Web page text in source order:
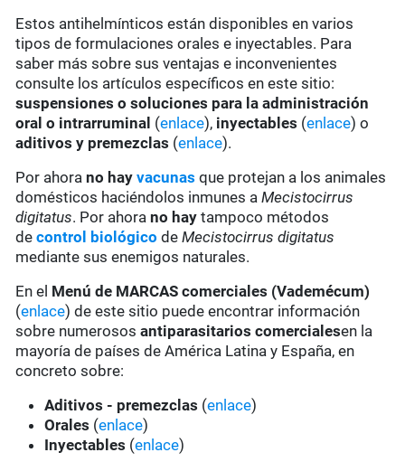
Estos antihelmínticos están disponibles en varios
tipos de formulaciones orales e inyectables. Para
saber más sobre sus ventajas e inconvenientes
consulte los artículos específicos en este sitio:
suspensiones o soluciones para la administración
oral o intrarruminal (enlace), inyectables (enlace) o
aditivos y premezclas (enlace).
Por ahorano hayvacunas que protejan a los animales
domésticos haciéndolos inmunes aMecistocirrus
digitatus. Por ahorano hay tampoco métodos
decontrol biológico deMecistocirrus digitatus
mediante sus enemigos naturales.
En el Menú de MARCAS comerciales (Vademécum)
(enlace) de este sitio puede encontrar información
sobre numerososantiparasitarios comercialesen la
mayoría de países de América Latina y España, en
concreto sobre:
Aditivos - premezclas (enlace)
Orales (enlace)
Inyectables (enlace)